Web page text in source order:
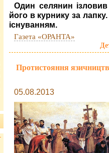
Один селянин
його в курнику за
існуванням.
Газета «ОРАНТА»
Протистояння
05.08.2013